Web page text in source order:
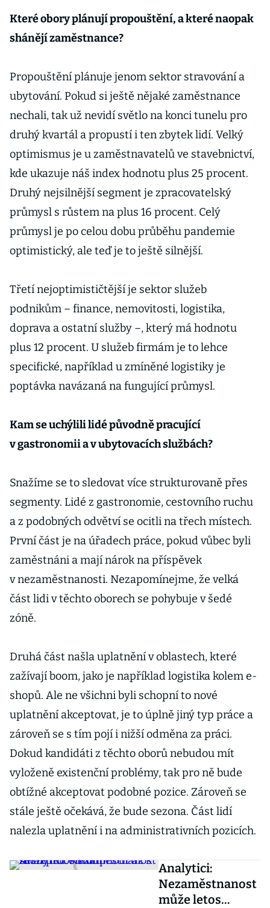
Které obory plánují propouštění, a které naopak
shánějí zaměstnance?
Propouštění plánuje jenom sektor stravování a
ubytování. Pokud si ještě nějaké zaměstnance
nechali, tak už nevidí světlo na konci tunelu pro
druhý kvartál a propustí i ten zbytek lidí. Velký
optimismus je u zaměstnavatelů ve stavebnictví,
kde ukazuje náš index hodnotu plus 25 procent.
Druhý nejsilnější segment je zpracovatelský
průmysl s růstem na plus 16 procent. Celý
průmysl je po celou dobu průběhu pandemie
optimistický, ale teď je to ještě silnější.
Třetí nejoptimističtější je sektor služeb
podnikům – finance, nemovitosti, logistika,
doprava a ostatní služby –, který má hodnotu
plus 12 procent. U služeb firmám je to lehce
specifické, například u zmíněné logistiky je
poptávka navázaná na fungující průmysl.
Kam se uchýlili lidé původně pracující
v gastronomii a v ubytovacích službách?
Snažíme se to sledovat více strukturovaně přes
segmenty. Lidé z gastronomie, cestovního ruchu
a z podobných odvětví se ocitli na třech místech.
První část je na úřadech práce, pokud vůbec byli
zaměstnáni a mají nárok na příspěvek
v nezaměstnanosti. Nezapomínejme, že velká
část lidi v těchto oborech se pohybuje v šedé
zóně.
Druhá část našla uplatnění v oblastech, které
zažívají boom, jako je například logistika kolem e-
shopů. Ale ne všichni byli schopní to nové
uplatnění akceptovat, je to úplně jiný typ práce a
zároveň se s tím pojí i nižší odměna za práci.
Dokud kandidáti z těchto oborů nebudou mít
vyloženě existenční problémy, tak pro ně bude
obtížné akceptovat podobné pozice. Zároveň se
stále ještě očekává, že bude sezona. Část lidí
nalezla uplatnění i na administrativních pozicích.
Analytici:
Nezaměstnanost
může letos